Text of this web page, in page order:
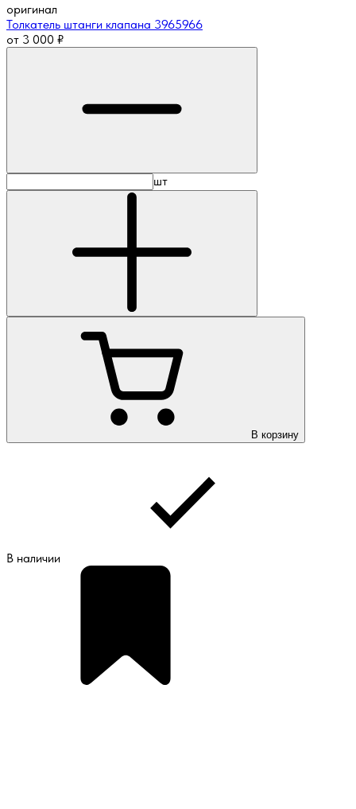
оригинал
Толкатель штанги клапана 3965966
от 3 000 ₽
шт
В корзину
В наличии